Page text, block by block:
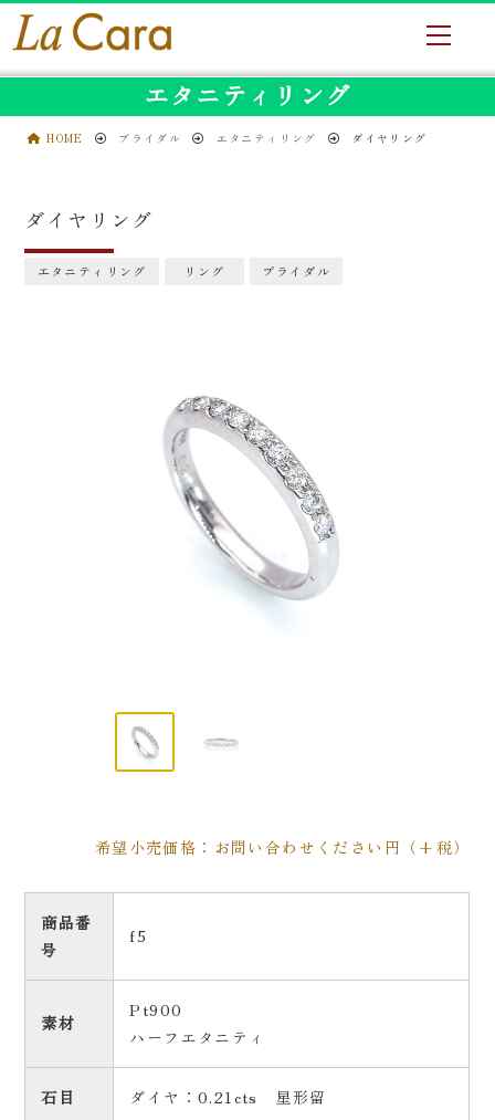
エタニティリング
HOME ブライダル エタニティリング ダイヤリング
ダイヤリング
エタニティリング リング ブライダル
希望小売価格：お問い合わせください円（+税）
商品番
号
f5
素材
Pt900
ハーフエタニティ
石目 ダイヤ：0.21cts 星形留